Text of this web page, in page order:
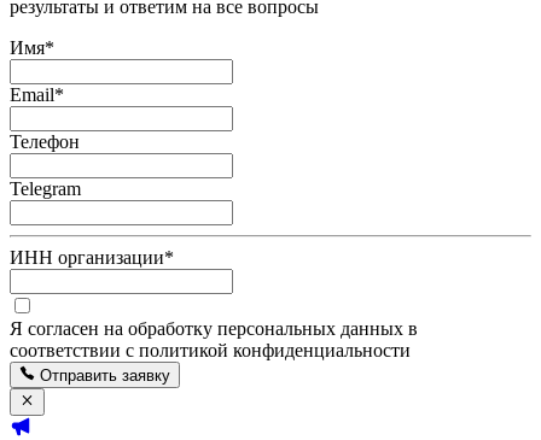
результаты и ответим на все вопросы
Имя*
Email*
Телефон
Telegram
ИНН организации*
Я согласен на обработку персональных данных в
соответствии с политикой конфиденциальности
Отправить заявку